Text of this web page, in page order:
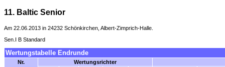
11. Baltic Senior
Am 22.06.2013 in 24232 Schönkirchen, Albert-Zimprich-Halle.
Sen.I B Standard
Wertungstabelle Endrunde
Nr.
Wertungsrichter